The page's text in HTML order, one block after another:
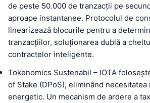
de peste 50.000 de tranzacții pe
aproape instantanee. Protocolul de
linearizează blocurile pentru a
tranzacțiilor, soluționarea dublă a
contractelor inteligente.
Tokenomics Sustenabil – IOTA
of Stake (DPoS), eliminând
energetic. Un mecanism de ardere a